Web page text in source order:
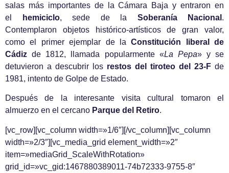
salas más importantes de la Cámara Baja y entraron en
el
hemiciclo, sede de la Soberanía Nacional .
Contemplaron objetos histórico-artísticos de gran valor,
como el primer ejemplar de laConstitución liberal de
Cádiz de 1812, llamada popularmente «La Pepa» y se
detuvieron a descubrir los restos del tiroteo del 23-F de
1981, intento de Golpe de Estado.
Después de la interesante visita cultural tomaron el
almuerzo en el cercano Parque del Retiro.
[vc_row][vc_column width=»1/6″][/vc_column][vc_column
width=»2/3″][vc_media_grid element_width=»2″
item=»mediaGrid_ScaleWithRotation»
grid_id=»vc_gid:1467880389011-74b72333-9755-8″